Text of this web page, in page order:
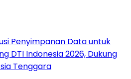
Penyimpanan Data untuk
DTI Indonesia 2026, Dukung
Tenggara